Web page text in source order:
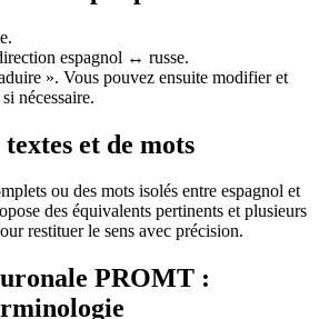
espagnol ↔ russe.
». Vous pouvez ensuite modifier et
nécessaire.
et de mots
ou des mots isolés entre espagnol et
des équivalents pertinents et plusieurs
restituer le sens avec précision.
PROMT :